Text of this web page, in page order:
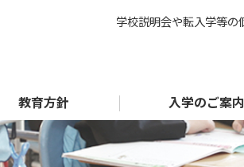
学校説明会や転入学等
教育方針 入学のご案内